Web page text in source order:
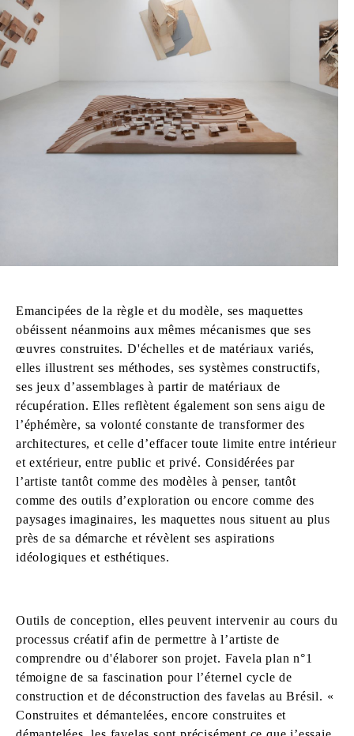
Emancipées de la règle et du modèle, ses maquettes
obéissent néanmoins aux mêmes mécanismes que ses
œuvres construites. D'échelles et de matériaux variés,
elles illustrent ses méthodes, ses systèmes constructifs,
ses jeux d’assemblages à partir de matériaux de
récupération. Elles reflètent également son sens aigu de
l’éphémère, sa volonté constante de transformer des
architectures, et celle d’effacer toute limite entre intérieur
et extérieur, entre public et privé. Considérées par
l’artiste tantôt comme des modèles à penser, tantôt
comme des outils d’exploration ou encore comme des
paysages imaginaires, les maquettes nous situent au plus
près de sa démarche et révèlent ses aspirations
idéologiques et esthétiques.
Outils de conception, elles peuvent intervenir au cours du
processus créatif afin de permettre à l’artiste de
comprendre ou d'élaborer son projet. Favela plan n°1
témoigne de sa fascination pour l’éternel cycle de
construction et de déconstruction des favelas au Brésil. «
Construites et démantelées, encore construites et